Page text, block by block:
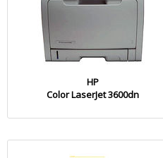
HP
Color LaserJet 3600dn